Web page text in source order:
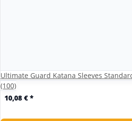
Ultimate Guard Katana Sleeves
(100)
10,08 € *